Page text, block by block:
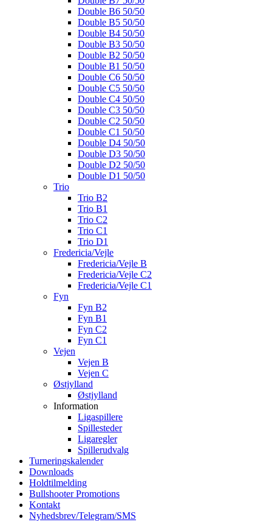
Double B6 50/50
Double B5 50/50
Double B4 50/50
Double B3 50/50
Double B2 50/50
Double B1 50/50
Double C6 50/50
Double C5 50/50
Double C4 50/50
Double C3 50/50
Double C2 50/50
Double C1 50/50
Double D4 50/50
Double D3 50/50
Double D2 50/50
Double D1 50/50
Trio
Trio B2
Trio B1
Trio C2
Trio C1
Trio D1
Fredericia/Vejle
Fredericia/Vejle B
Fredericia/Vejle C2
Fredericia/Vejle C1
Fyn
Fyn B2
Fyn B1
Fyn C2
Fyn C1
Vejen
Vejen B
Vejen C
Østjylland
Østjylland
Information
Ligaspillere
Spillesteder
Ligaregler
Spillerudvalg
Turneringskalender
Downloads
Holdtilmelding
Bullshooter Promotions
Kontakt
Nyhedsbrev/Telegram/SMS